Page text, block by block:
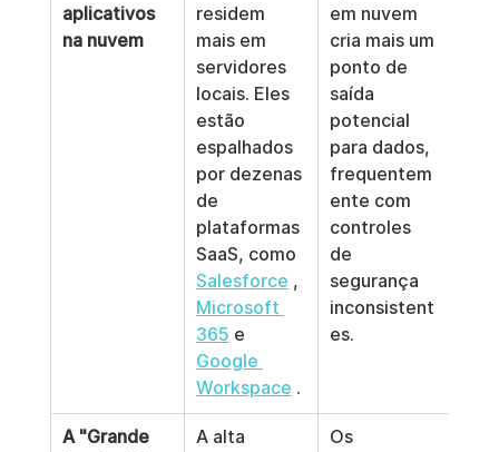
aplicativos
na nuvem
residem
mais em
servidores
locais. Eles
estão
espalhados
por dezenas
de
plataformas
SaaS, como
Salesforce ,
Microsoft
365 e
Google
Workspace .
em nuvem
cria mais um
ponto de
saída
potencial
para dados,
frequentem
ente com
controles
de
segurança
inconsistent
es.
A "Grande
A alta
Os